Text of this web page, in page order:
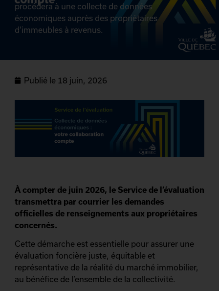
procédera à une collecte de données
économiques auprès des propriétaires
d’immeubles à revenus.
Publié le 18 juin, 2026
À compter de juin 2026, le Service de l’évaluation
transmettra par courrier les demandes
officielles de renseignements aux propriétaires
concernés.
Cette démarche est essentielle pour assurer une
évaluation foncière juste, équitable et
représentative de la réalité du marché immobilier,
au bénéfice de l’ensemble de la collectivité.